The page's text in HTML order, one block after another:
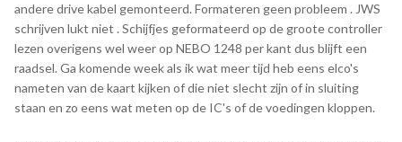
andere drive kabel gemonteerd. Formateren geen probleem . JWS
schrijven lukt niet . Schijfjes geformateerd op de groote controller
lezen overigens wel weer op NEBO 1248 per kant dus blijft een
raadsel. Ga komende week als ik wat meer tijd heb eens elco's
nameten van de kaart kijken of die niet slecht zijn of in sluiting
staan en zo eens wat meten op de IC's of de voedingen kloppen.